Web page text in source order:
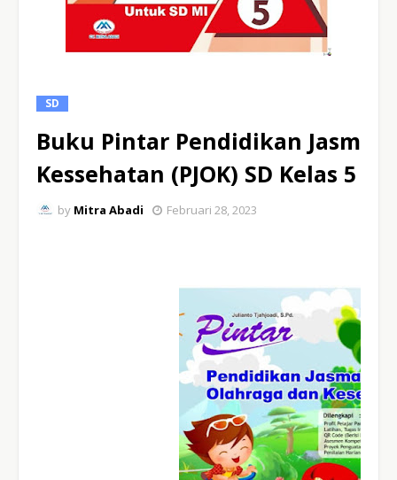
SD
Buku Pintar Pendidikan
Kessehatan (PJOK) SD Kelas 5
by Mitra Abadi Februari 28, 2023